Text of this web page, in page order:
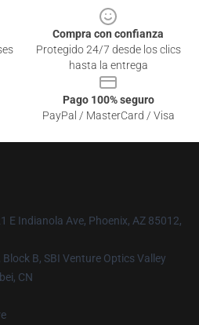
Compra con confianza
Protegido 24/7 desde los clics
hasta la entrega
Pago 100% seguro
PayPal / MasterCard / Visa
E Indianola Ave, Phoenix, AZ 85012,
Block B, SBI Venture Optics Valley
CN